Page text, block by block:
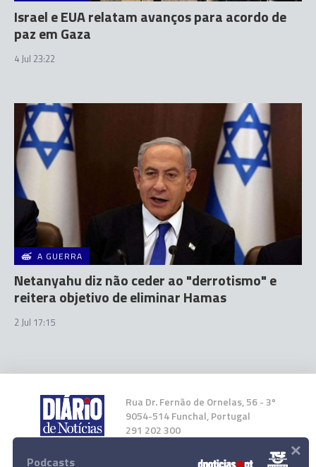
Israel e EUA relatam avanços para acordo de
paz em Gaza
4 Jul 23:22
A GUERRA
Netanyahu diz não ceder ao "derrotismo" e
reitera objetivo de eliminar Hamas
2 Jul 17:15
Rua Dr. Fernão de Ornelas, 56 - 3º
9054-514 Funchal, Portugal
291 202 300
Instale a nossa App
Podcasts ×